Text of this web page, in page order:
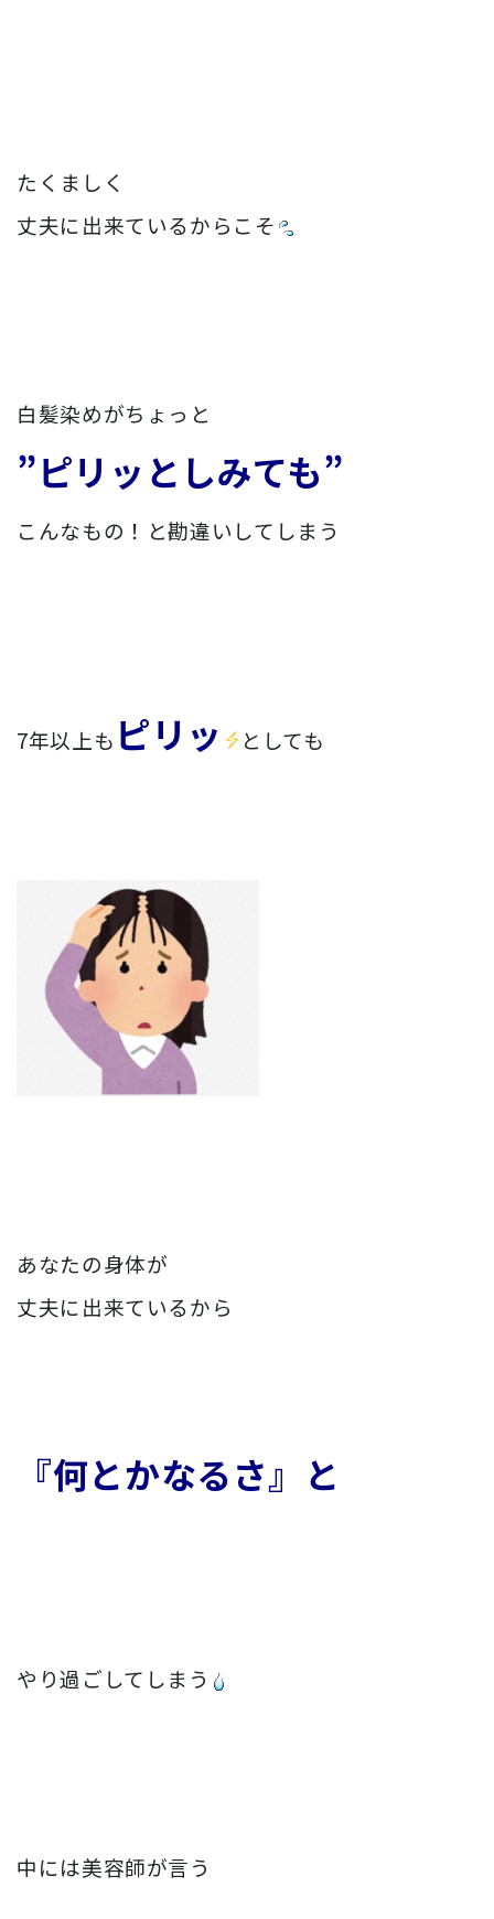
たくましく
丈夫に出来ているからこそ
白髪染めがちょっと
”ピリッとしみても”
こんなもの！と勘違いしてしまう
7年以上も ピリッ としても
あなたの身体が
丈夫に出来ているから
『何とかなるさ』と
やり過ごしてしまう
中には美容師が言う